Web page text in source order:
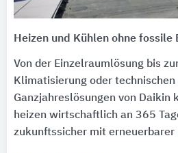
Heizen und Kühlen ohne fossile
Von der Einzelraumlösung bis
Klimatisierung oder
Ganzjahreslösungen von Daikin
heizen wirtschaftlich an 365
zukunftssicher mit erneuerbarer